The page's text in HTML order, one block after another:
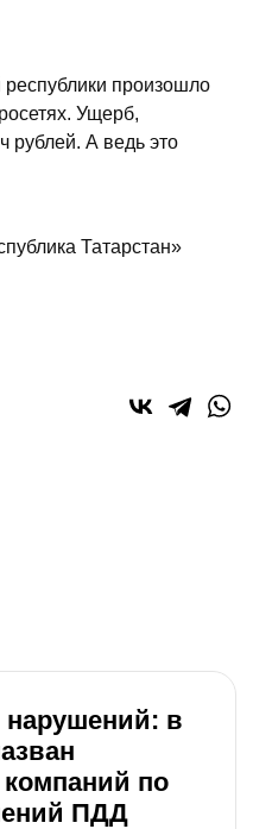
республики произошло
Ущерб,
рублей. А ведь это
Татарстан»
нарушений: в
компаний по
ПДД